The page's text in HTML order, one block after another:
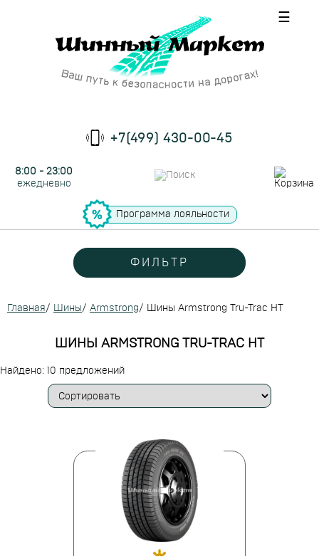
☰
+7(499) 430-00-45
8:00 - 23:00
ежедневно
Программа лояльности
ФИЛЬТР
Главная/ Шины/ Armstrong/ Шины Armstrong Tru-Trac HT
ШИНЫ ARMSTRONG TRU-TRAC HT
Найдено: 10 предложений